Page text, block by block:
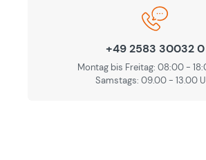
+49 2583 30032 0
Montag bis Freitag: 08:00 -
Samstags: 09.00 - 13.00